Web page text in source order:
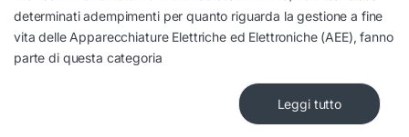
determinati adempimenti per quanto riguarda la gestione a fine
vita delle Apparecchiature Elettriche ed Elettroniche (AEE), fanno
parte di questa categoria
Leggi tutto